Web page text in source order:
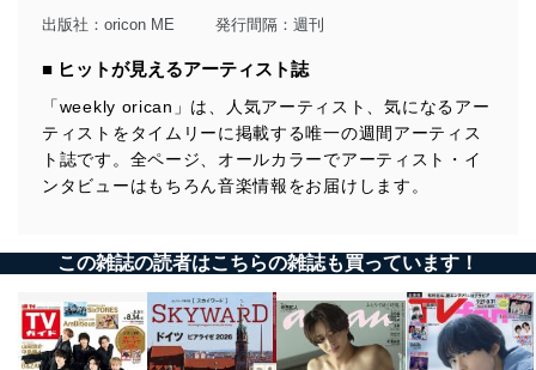
出版社： oricon ME 発行間隔：週刊
■ ヒットが見えるアーティスト誌
「weekly orican」は、人気アーティスト、気になるアー
ティストをタイムリーに掲載する唯一の週間アーティス
ト誌です。全ページ、オールカラーでアーティスト・イ
ンタビューはもちろん音楽情報をお届けします。
この雑誌の読者はこちらの雑誌も買っています！